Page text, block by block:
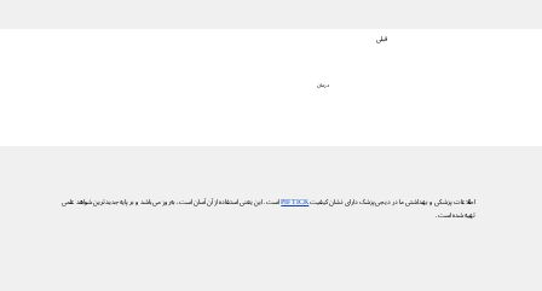
درمان
قبلی
اطلاعات پزشکی و بهداشتی ما در دیجی‌پزشک دارای نشان کیفیتPIF TICKاست. این یعنی استفاده از آن آسان است، به‌روز می‌باشد و بر پایه جدیدترین شواهد علمی
تهیه شده است.